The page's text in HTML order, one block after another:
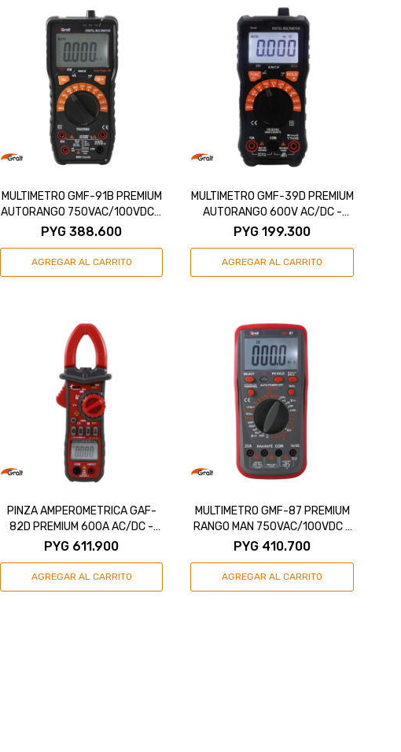
MULTIMETRO GMF-91B PREMIUM
AUTORANGO 750VAC/100VDC -
GRALF
PYG 388.600
MULTIMETRO GMF-39D PREMIUM
AUTORANGO 600V AC/DC -
GRALF
PYG 199.300
PINZA AMPEROMETRICA GAF-
82D PREMIUM 600A AC/DC -
GRALF
PYG 611.900
MULTIMETRO GMF-87 PREMIUM
RANGO MAN 750VAC/100VDC -
GRALF
PYG 410.700